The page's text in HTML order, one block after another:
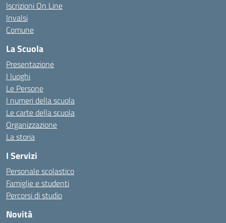
Iscrizioni On Line
Invalsi
Comune
La Scuola
Presentazione
I luoghi
Le Persone
I numeri della scuola
Le carte della scuola
Organizzazione
La storia
I Servizi
Personale scolastico
Famiglie e studenti
Percorsi di studio
Novità